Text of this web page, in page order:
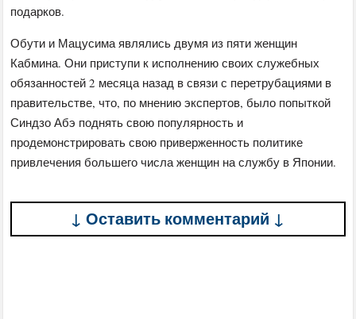
подарков.
Обути и Мацусима являлись двумя из пяти женщин
Кабмина. Они приступи к исполнению своих служебных
обязанностей 2 месяца назад в связи с перетрубациями в
правительстве, что, по мнению экспертов, было попыткой
Синдзо Абэ поднять свою популярность и
продемонстрировать свою приверженность политике
привлечения большего числа женщин на службу в Японии.
↓ Оставить комментарий ↓